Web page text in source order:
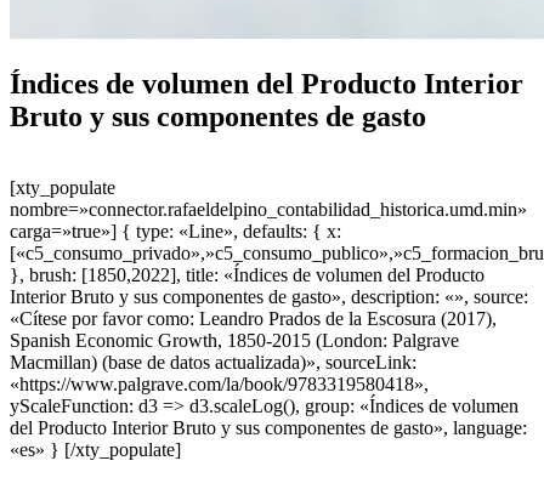
Índices de volumen del Producto Interior
Bruto y sus componentes de gasto
[xty_populate
nombre=»connector.rafaeldelpino_contabilidad_historica.umd.min»
carga=»true»] { type: «Line», defaults: { x:
}, brush: [1850,2022], title: «Índices de volumen del Producto
Interior Bruto y sus componentes de gasto», description: «», source:
«Cítese por favor como: Leandro Prados de la Escosura (2017),
Spanish Economic Growth, 1850-2015 (London: Palgrave
Macmillan) (base de datos actualizada)», sourceLink:
«https://www.palgrave.com/la/book/9783319580418»,
yScaleFunction: d3 => d3.scaleLog(), group: «Índices de volumen
del Producto Interior Bruto y sus componentes de gasto», language:
«es» } [/xty_populate]